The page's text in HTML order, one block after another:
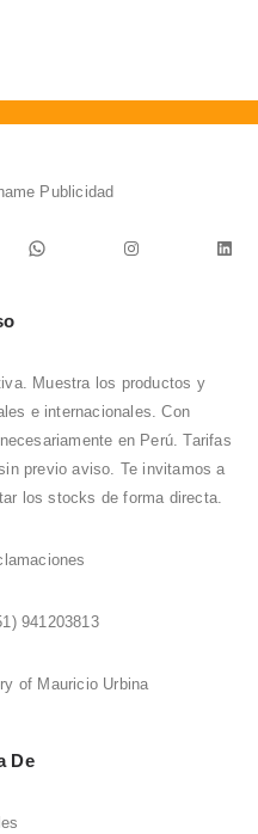
WhatsApp Instagram
Muestra los productos y
e internacionales. Con
en Perú. Tarifas
previo aviso. Te invitamos a
los stocks de forma directa.
941203813
De